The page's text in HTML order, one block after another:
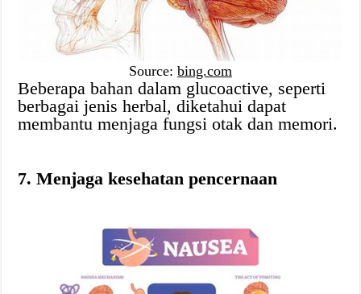
Source: bing.com
Beberapa bahan dalam glucoactive, seperti
berbagai jenis herbal, diketahui dapat
membantu menjaga fungsi otak dan memori.
7. Menjaga kesehatan pencernaan